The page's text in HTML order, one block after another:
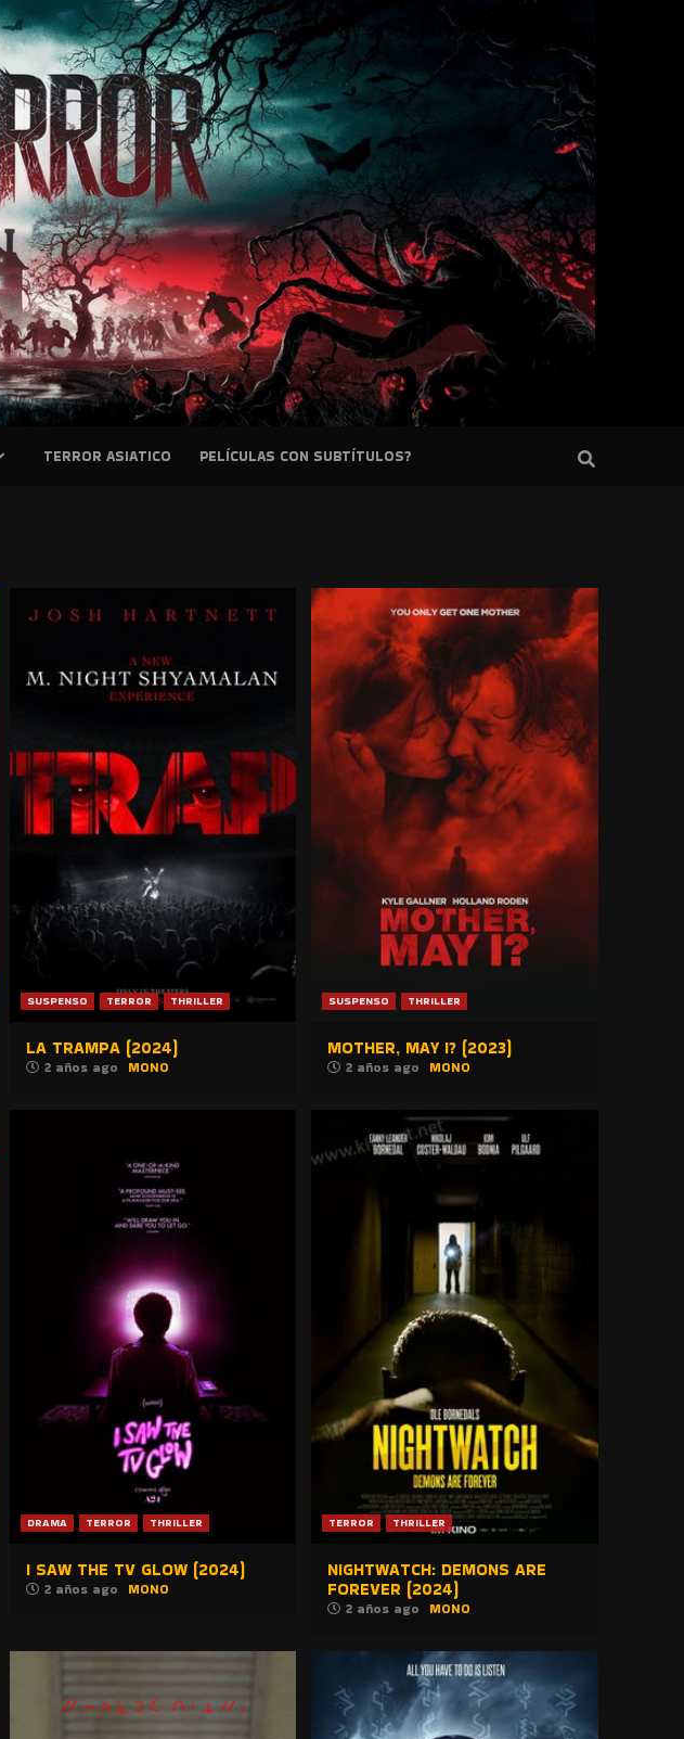
TERROR ASIATICO PELÍCULAS CON SUBTÍTULOS?
SUSPENSO TERROR THRILLER
LA TRAMPA (2024)
2 años ago MONO
SUSPENSO THRILLER
MOTHER, MAY I? (2023)
2 años ago MONO
DRAMA TERROR THRILLER
I SAW THE TV GLOW (2024)
2 años ago MONO
TERROR THRILLER
NIGHTWATCH: DEMONS ARE
FOREVER (2024)
2 años ago MONO